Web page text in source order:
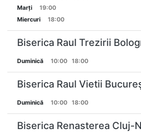
Marți
19:00
Miercuri
18:00
Biserica Raul Trezirii
Duminică 10:00 18:00
Biserica Raul Vietii
Duminică 10:00 18:00
Biserica Renasterea Cluj-